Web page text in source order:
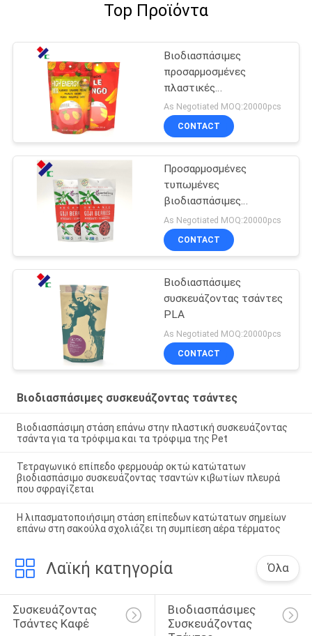
Top Προϊόντα
Βιοδιασπάσιμες
προσαρμοσμένες
πλαστικές
συσκευάζοντας τσάντες
As Negotiated MOQ:20000pcs
CONTACT
Προσαρμοσμένες
τυπωμένες
βιοδιασπάσιμες
συσκευάζοντας τσάντες
As Negotiated MOQ:20000pcs
CONTACT
Βιοδιασπάσιμες
συσκευάζοντας τσάντες
PLA
As Negotiated MOQ:20000pcs
CONTACT
Βιοδιασπάσιμες συσκευάζοντας τσάντες
Βιοδιασπάσιμη στάση επάνω στην πλαστική συσκευάζοντας
τσάντα για τα τρόφιμα και τα τρόφιμα της Pet
Τετραγωνικό επίπεδο φερμουάρ οκτώ κατώτατων
βιοδιασπάσιμο συσκευάζοντας τσαντών κιβωτίων πλευρά
που σφραγίζεται
Η λιπασματοποιήσιμη στάση επίπεδων κατώτατων σημείων
επάνω στη σακούλα σχολιάζει τη συμπίεση αέρα τέρματος
Λαϊκή κατηγορία Όλα
Συσκευάζοντας
Τσάντες Καφέ
Βιοδιασπάσιμες
Συσκευάζοντας